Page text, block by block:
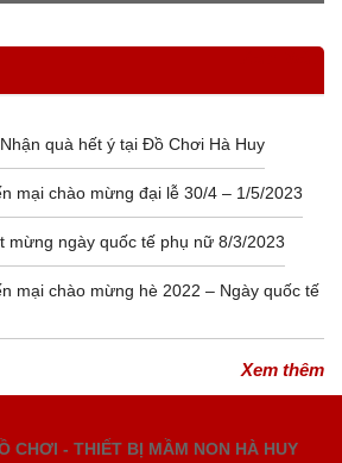
Xem thêm
quà hết ý tại Đồ Chơi Hà Huy
mại chào mừng đại lễ 30/4 – 1/5/2023
mừng ngày quốc tế phụ nữ 8/3/2023
mại chào mừng hè 2022 – Ngày quốc tế
Xem thêm
CHƠI - THIẾT BỊ MẦM NON HÀ HUY